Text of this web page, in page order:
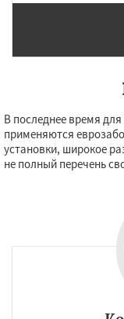
В последнее время
применяются
установки, широкое
не полный перечень